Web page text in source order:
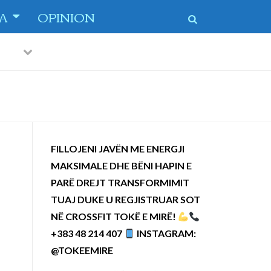
OPINION
-
PreviousNext
FILLOJENI JAVËN ME ENERGJI
MAKSIMALE DHE BËNI HAPIN E
PARË DREJT TRANSFORMIMIT
TUAJ DUKE U REGJISTRUAR SOT
NË CROSSFIT TOKË E MIRË!
+383 48 214 407
INSTAGRAM:
@TOKEEMIRE